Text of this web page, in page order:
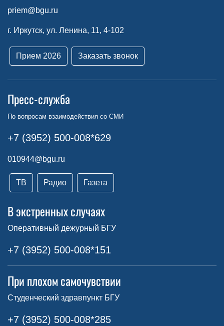
priem@bgu.ru
г. Иркутск, ул. Ленина, 11, 4-102
Прием 2026 Заказать звонок
Пресс-служба
По вопросам взаимодействия со СМИ
+7 (3952) 500-008*629
010944@bgu.ru
ТВ Радио Газета
В экстренных случаях
Оперативный дежурный БГУ
+7 (3952) 500-008*151
При плохом самочувствии
Студенческий здравпункт БГУ
+7 (3952) 500-008*285